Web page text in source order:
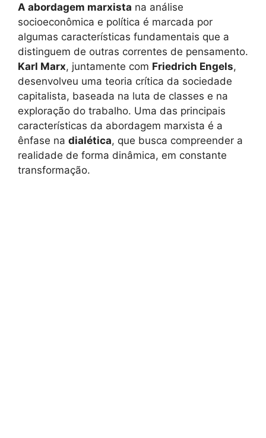
A abordagem marxista na análise
socioeconômica e política é marcada por
algumas características fundamentais que a
distinguem de outras correntes de pensamento.
Karl Marx, juntamente com Friedrich Engels,
desenvolveu uma teoria crítica da sociedade
capitalista, baseada na luta de classes e na
exploração do trabalho. Uma das principais
características da abordagem marxista é a
ênfase na dialética, que busca compreender a
realidade de forma dinâmica, em constante
transformação.